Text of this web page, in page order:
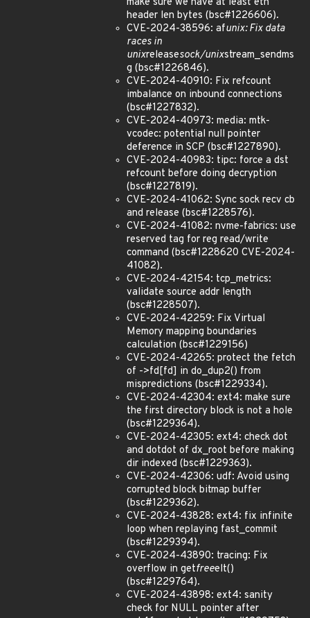
header len bytes (bsc#1226606).
CVE-2024-38596: afunix: Fix data
races in
unixreleasesock/unixstream_sendms
g (bsc#1226846).
CVE-2024-40910: Fix refcount
imbalance on inbound connections
(bsc#1227832).
CVE-2024-40973: media: mtk-
vcodec: potential null pointer
deference in SCP (bsc#1227890).
CVE-2024-40983: tipc: force a dst
refcount before doing decryption
(bsc#1227819).
CVE-2024-41062: Sync sock recv cb
and release (bsc#1228576).
CVE-2024-41082: nvme-fabrics: use
reserved tag for reg read/write
command (bsc#1228620 CVE-2024-
41082).
CVE-2024-42154: tcp_metrics:
validate source addr length
(bsc#1228507).
CVE-2024-42259: Fix Virtual
Memory mapping boundaries
calculation (bsc#1229156)
CVE-2024-42265: protect the fetch
of ->fd[fd] in do_dup2() from
mispredictions (bsc#1229334).
CVE-2024-42304: ext4: make sure
the first directory block is not a hole
(bsc#1229364).
CVE-2024-42305: ext4: check dot
and dotdot of dx_root before making
dir indexed (bsc#1229363).
CVE-2024-42306: udf: Avoid using
corrupted block bitmap buffer
(bsc#1229362).
CVE-2024-43828: ext4: fix infinite
loop when replaying fast_commit
(bsc#1229394).
CVE-2024-43890: tracing: Fix
overflow in getfreeelt()
(bsc#1229764).
CVE-2024-43898: ext4: sanity
check for NULL pointer after